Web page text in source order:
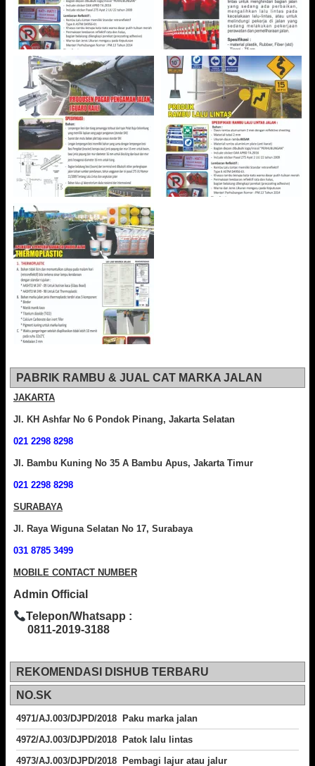
PABRIK RAMBU & JUAL CAT MARKA JALAN
JAKARTA
Jl. KH Ashfar No 6 Pondok Pinang, Jakarta Selatan
021 2298 8298
Jl. Bambu Kuning No 35 A Bambu Apus, Jakarta Timur
021 2298 8298
SURABAYA
Jl. Raya Wiguna Selatan No 17, Surabaya
031 8785 3499
MOBILE CONTACT NUMBER
Admin Official
Telepon/Whatsapp :
0811-2019-3188
REKOMENDASI DISHUB TERBARU
NO.SK
4971/AJ.003/DJPD/2018 Paku marka jalan
4972/AJ.003/DJPD/2018 Patok lalu lintas
4973/AJ.003/DJPD/2018
Pembagi lajur atau jalur